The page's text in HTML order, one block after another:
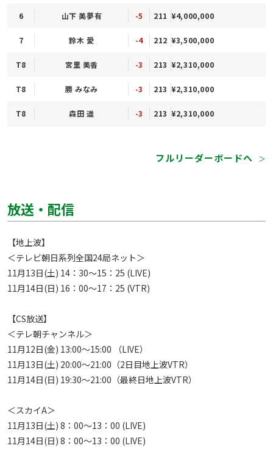
6 山下 美夢有 -5 211 ¥4,000,000
7 鈴木 愛 -4 212 ¥3,500,000
T8 宮里 美香 -3 213 ¥2,310,000
T8 勝 みなみ -3 213 ¥2,310,000
T8 森田 遥 -3 213 ¥2,310,000
フルリーダーボードへ ＞
放送・配信
【地上波】
＜テレビ朝日系列全国24局ネット＞
11月13日(土) 14：30～15：25 (LIVE)
11月14日(日) 16：00～17：25 (VTR)
【CS放送】
＜テレ朝チャンネル＞
11月12日(金) 13:00～15:00 （LIVE）
11月13日(土) 20:00～21:00（2日目地上波VTR）
11月14日(日) 19:30～21:00（最終日地上波VTR）
＜スカイA＞
11月13日(土) 8：00～13：00 (LIVE)
11月14日(日) 8：00～13：00 (LIVE)